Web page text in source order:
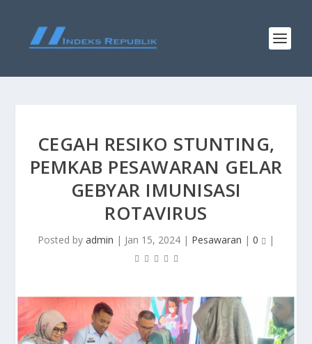
CEGAH RESIKO STUNTING,
PEMKAB PESAWARAN GELAR
GEBYAR IMUNISASI
ROTAVIRUS
Posted by admin | Jan 15, 2024 | Pesawaran | 0 |